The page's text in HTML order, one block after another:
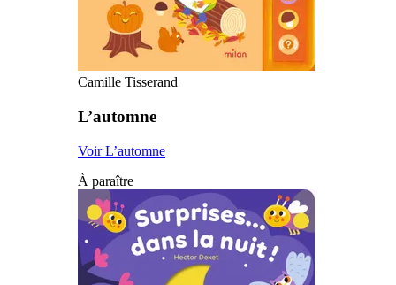
Camille Tisserand
L’automne
Voir L’automne
À paraître